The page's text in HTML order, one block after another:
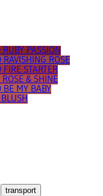
PASSION
ROSE
STARTER
& SHINE
MY BABY
transport